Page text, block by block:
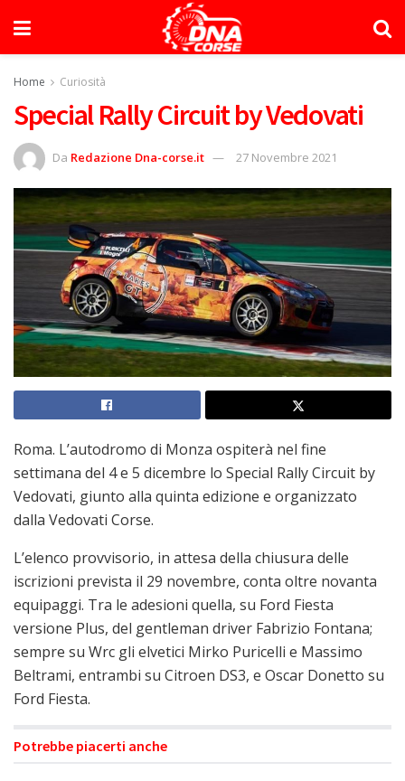
Home Curiosità
Special Rally Circuit by Vedovati
Da Redazione Dna-corse.it 27 Novembre 2021
Roma. L’autodromo di Monza ospiterà nel fine
settimana del 4 e 5 dicembre lo Special Rally Circuit by
Vedovati, giunto alla quinta edizione e organizzato
dalla Vedovati Corse.
L’elenco provvisorio, in attesa della chiusura delle
iscrizioni prevista il 29 novembre, conta oltre novanta
equipaggi. Tra le adesioni quella, su Ford Fiesta
versione Plus, del gentleman driver Fabrizio Fontana;
sempre su Wrc gli elvetici Mirko Puricelli e Massimo
Beltrami, entrambi su Citroen DS3, e Oscar Donetto su
Ford Fiesta.
Potrebbe piacerti anche